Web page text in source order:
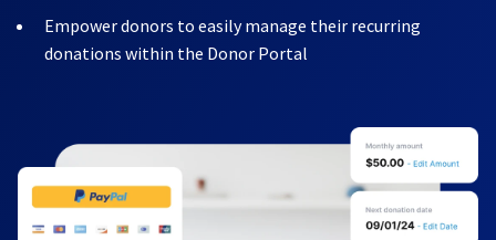
Empower donors to easily manage their recurring
donations within the Donor Portal